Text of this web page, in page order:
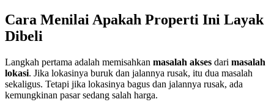
Cara Menilai Apakah Properti Ini Layak
Dibeli
Langkah pertama adalah memisahkan masalah akses dari masalah
lokasi. Jika lokasinya buruk dan jalannya rusak, itu dua masalah
sekaligus. Tetapi jika lokasinya bagus dan jalannya rusak, ada
kemungkinan pasar sedang salah harga.